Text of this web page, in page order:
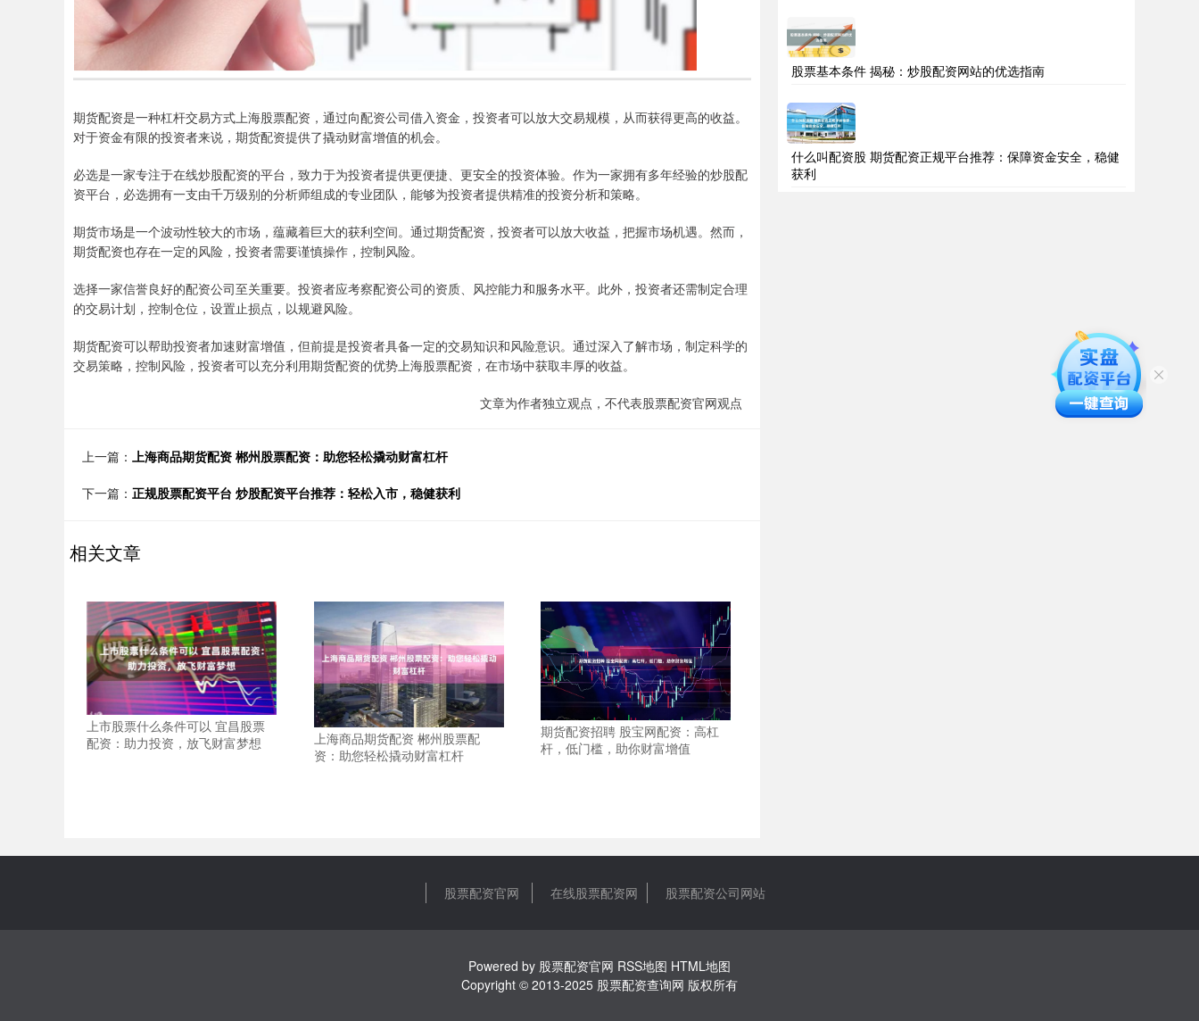
期货配资是一种杠杆交易方式上海股票配资，通过向配资公司借入资金，投资者可以放大交易规模，从而获得更高的收益。
对于资金有限的投资者来说，期货配资提供了撬动财富增值的机会。
必选是一家专注于在线炒股配资的平台，致力于为投资者提供更便捷、更安全的投资体验。作为一家拥有多年经验的炒股配
资平台，必选拥有一支由千万级别的分析师组成的专业团队，能够为投资者提供精准的投资分析和策略。
期货市场是一个波动性较大的市场，蕴藏着巨大的获利空间。通过期货配资，投资者可以放大收益，把握市场机遇。然而，
期货配资也存在一定的风险，投资者需要谨慎操作，控制风险。
选择一家信誉良好的配资公司至关重要。投资者应考察配资公司的资质、风控能力和服务水平。此外，投资者还需制定合理
的交易计划，控制仓位，设置止损点，以规避风险。
期货配资可以帮助投资者加速财富增值，但前提是投资者具备一定的交易知识和风险意识。通过深入了解市场，制定科学的
交易策略，控制风险，投资者可以充分利用期货配资的优势上海股票配资，在市场中获取丰厚的收益。
文章为作者独立观点，不代表股票配资官网观点
上一篇： 上海商品期货配资 郴州股票配资：助您轻松撬动财富杠杆
下一篇： 正规股票配资平台 炒股配资平台推荐：轻松入市，稳健获利
相关文章
上市股票什么条件可以 宜昌股票
配资：助力投资，放飞财富梦想
上海商品期货配资 郴州股票配
资：助您轻松撬动财富杠杆
期货配资招聘 股宝网配资：高杠
杆，低门槛，助你财富增值
股票基本条件 揭秘：炒股配资网站的优选指南
什么叫配资股 期货配资正规平台推荐：保障资金安全，稳健
获利
股票配资官网 在线股票配资网 股票配资公司网站
Powered by 股票配资官网 RSS地图 HTML地图
Copyright © 2013-2025 股票配资查询网 版权所有